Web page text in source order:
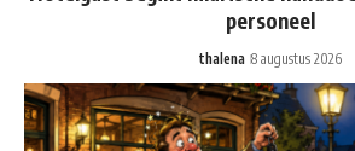
personeel
thalena 8 augustus 2026